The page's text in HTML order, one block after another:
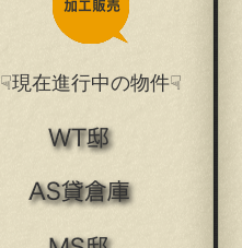
☟現在進行中の物件☟